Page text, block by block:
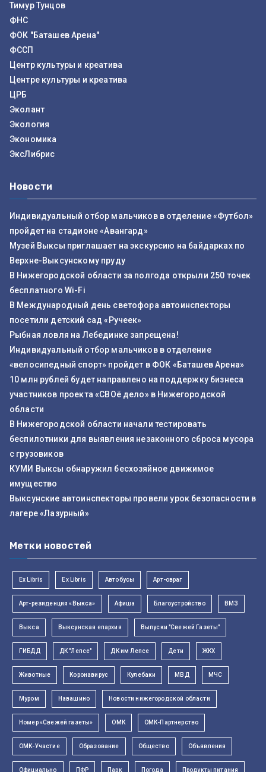
Тимур Тунцов
ФНС
ФОК "Баташев Арена"
ФССП
Центр культуры и креатива
Центре культуры и креатива
ЦРБ
Эколант
Экология
Экономика
ЭксЛибрис
Новости
Индивидуальный отбор мальчиков в отделение «Футбол»
пройдет на стадионе «Авангард»
Музей Выксы приглашает на экскурсию на байдарках по
Верхне-Выксунскому пруду
В Нижегородской области за полгода открыли 250 точек
бесплатного Wi-Fi
В Международный день светофора автоинспекторы
посетили детский сад «Ручеек»
Рыбная ловля на Лебединке запрещена!
Индивидуальный отбор мальчиков в отделение
«велосипедный спорт» пройдет в ФОК «Баташев Арена»
10 млн рублей будет направлено на поддержку бизнеса
участников проекта «СВОё дело» в Нижегородской
области
В Нижегородской области начали тестировать
беспилотники для выявления незаконного сброса мусора
с грузовиков
КУМИ Выксы обнаружил бесхозяйное движимое
имущество
Выксунские автоинспекторы провели урок безопасности в
лагере «Лазурный»
Метки новостей
Ex Libris Ex Libris Автобусы Арт-овраг
Арт-резиденция «Выкса» Афиша Благоустройство ВМЗ
Выкса Выксунская епархия Выпуски "Свежей Газеты"
ГИБДД ДК "Лепсе" ДК им Лепсе Дети ЖКХ
Животные Коронавирус Кулебаки МВД МЧС
Муром Навашино Новости нижегородской области
Номер «Свежей газеты» ОМК ОМК-Партнерство
ОМК-Участие Образование Общество Объявления
Официально ПФР Парк Погода Продукты питания